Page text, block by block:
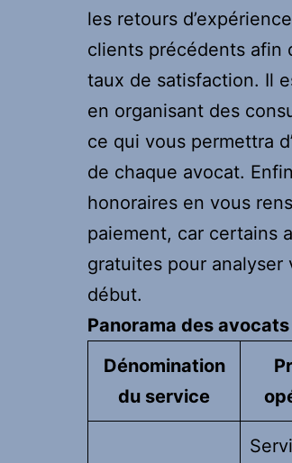
les retours
clients précédents afin
taux de satisfaction. Il
en organisant des
ce qui vous permettra
de chaque avocat.
honoraires en vous
paiement, car certains
gratuites pour
début.
Panorama des
Dénomination
du service